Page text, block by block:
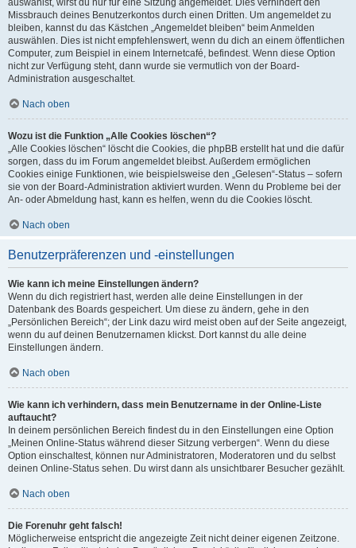
auswählst, wirst du nur für eine Sitzung angemeldet. Dies verhindert den
Missbrauch deines Benutzerkontos durch einen Dritten. Um angemeldet zu
bleiben, kannst du das Kästchen „Angemeldet bleiben“ beim Anmelden
auswählen. Dies ist nicht empfehlenswert, wenn du dich an einem öffentlichen
Computer, zum Beispiel in einem Internetcafé, befindest. Wenn diese Option
nicht zur Verfügung steht, dann wurde sie vermutlich von der Board-
Administration ausgeschaltet.
Nach oben
Wozu ist die Funktion „Alle Cookies löschen“?
„Alle Cookies löschen“ löscht die Cookies, die phpBB erstellt hat und die dafür
sorgen, dass du im Forum angemeldet bleibst. Außerdem ermöglichen
Cookies einige Funktionen, wie beispielsweise den „Gelesen“-Status – sofern
sie von der Board-Administration aktiviert wurden. Wenn du Probleme bei der
An- oder Abmeldung hast, kann es helfen, wenn du die Cookies löscht.
Nach oben
Benutzerpräferenzen und -einstellungen
Wie kann ich meine Einstellungen ändern?
Wenn du dich registriert hast, werden alle deine Einstellungen in der
Datenbank des Boards gespeichert. Um diese zu ändern, gehe in den
„Persönlichen Bereich“; der Link dazu wird meist oben auf der Seite angezeigt,
wenn du auf deinen Benutzernamen klickst. Dort kannst du alle deine
Einstellungen ändern.
Nach oben
Wie kann ich verhindern, dass mein Benutzername in der Online-Liste
auftaucht?
In deinem persönlichen Bereich findest du in den Einstellungen eine Option
„Meinen Online-Status während dieser Sitzung verbergen“. Wenn du diese
Option einschaltest, können nur Administratoren, Moderatoren und du selbst
deinen Online-Status sehen. Du wirst dann als unsichtbarer Besucher gezählt.
Nach oben
Die Forenuhr geht falsch!
Möglicherweise entspricht die angezeigte Zeit nicht deiner eigenen Zeitzone.